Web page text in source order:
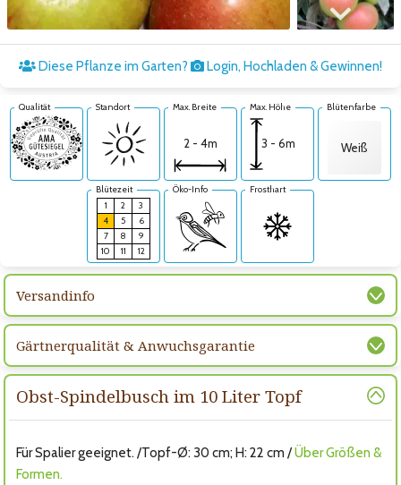
Zum nächsten Bild
Diese Pflanze im Garten? Login, Hochladen & Gewinnen!
Qualität Standort Max. Breite
2 - 4m
Max. Höhe
3 - 6m
Blütenfarbe
Weiß
Blütezeit
1
2
3
4
5
6
7
8
9
10
11 12
Öko-Info Frosthart
Versandinfo
Gärtnerqualität & Anwuchsgarantie
Obst-Spindelbusch im 10 Liter Topf
Für Spalier geeignet. /Topf-Ø: 30 cm; H: 22 cm /Über Größen &
Formen.